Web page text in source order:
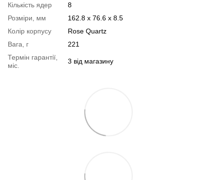
Кількість ядер
8
Розміри, мм
162.8 х 76.6 х 8.5
Колір корпусу
Rose Quartz
Вага, г
221
Термін гарантії,
міс.
3 від магазину